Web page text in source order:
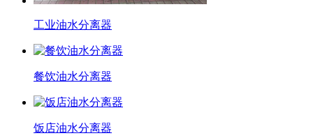
工业油水分离器
餐饮油水分离器
饭店油水分离器